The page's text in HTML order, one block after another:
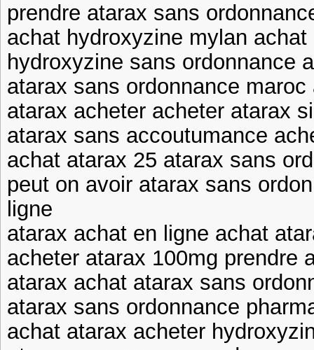
prendre atarax sans
achat hydroxyzine mylan
hydroxyzine sans ordonnance
atarax sans ordonnance
atarax acheter acheter atarax
atarax sans accoutumance
achat atarax 25 atarax sans
peut on avoir atarax sans
ligne
atarax achat en ligne achat
acheter atarax 100mg prendre
atarax achat atarax sans
atarax sans ordonnance
achat atarax acheter